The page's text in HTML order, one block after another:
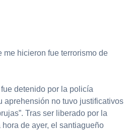
hicieron fue terrorismo de
detenido por la policía
aprehensión no tuvo justificativos
Tras ser liberado por la
de ayer, el santiagueño